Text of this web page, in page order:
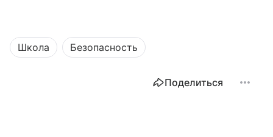
Школа Безопасность
Поделиться